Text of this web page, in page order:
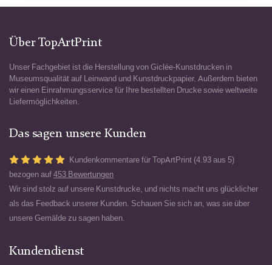
Über TopArtPrint
Unser Fachgebiet ist die Herstellung von Giclée-Kunstdrucken in
Museumsqualität auf Leinwand und Kunstdruckpapier. Außerdem bieten
wir einen Einrahmungsservice für Ihre bestellten Drucke sowie weltweite
Liefermöglichkeiten.
Das sagen unsere Kunden
Kundenkommentare für TopArtPrint (4.93 aus 5)
bezogen auf 453 Bewertungen
Wir sind stolz auf unsere Kunstdrucke, und nichts macht uns glücklicher
als das Feedback unserer Kunden. Schauen Sie sich an, was sie über
unsere Gemälde zu sagen haben.
Kundendienst